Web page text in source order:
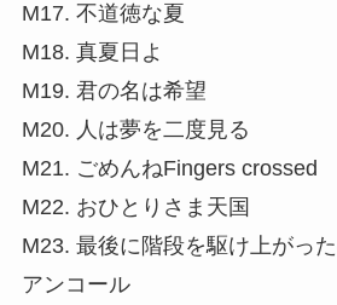
M17. 不道徳な夏
M18. 真夏日よ
M19. 君の名は希望
M20. 人は夢を二度見る
M21. ごめんねFingers crossed
M22. おひとりさま天国
M23. 最後に階段を駆け上がっ
アンコール